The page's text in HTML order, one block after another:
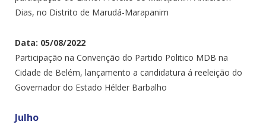
Dias, no Distrito de Marudá-Marapanim
Data: 05/08/2022
Participação na Convenção do Partido Politico MDB na
Cidade de Belém, lançamento a candidatura á reeleição do
Governador do Estado Hélder Barbalho
Julho